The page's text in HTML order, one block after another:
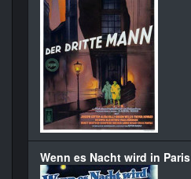
Wenn es Nacht wird in Paris